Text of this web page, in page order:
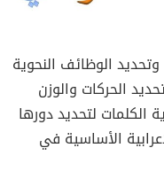
الوظائف النحوية
الحركات والوزن
الكلمات لتحديد دورها
الأساسية في